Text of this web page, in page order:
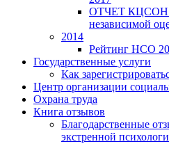
ОТЧЕТ КЦСОН
независимой
2014
Рейтинг НСО
Государственные услуги
Как
Центр организации
Охрана труда
Книга отзывов
Благодарственные
экстренной